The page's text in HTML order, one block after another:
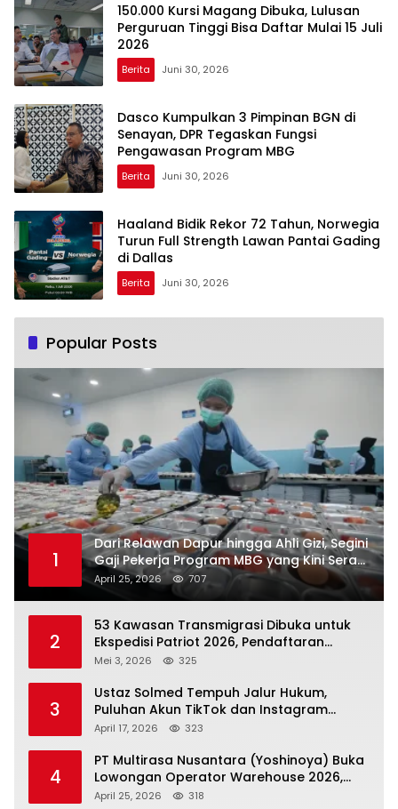
150.000 Kursi Magang Dibuka, Lulusan
Perguruan Tinggi Bisa Daftar Mulai 15 Juli
2026
Berita Juni 30, 2026
Dasco Kumpulkan 3 Pimpinan BGN di
Senayan, DPR Tegaskan Fungsi
Pengawasan Program MBG
Berita Juni 30, 2026
Haaland Bidik Rekor 72 Tahun, Norwegia
Turun Full Strength Lawan Pantai Gading
di Dallas
Berita Juni 30, 2026
Popular Posts
1
Dari Relawan Dapur hingga Ahli Gizi, Segini
Gaji Pekerja Program MBG yang Kini Serap
Hampir Sejuta Tenaga Kerja
April 25, 2026 707
2
53 Kawasan Transmigrasi Dibuka untuk
Ekspedisi Patriot 2026, Pendaftaran
Ditutup 21 Mei
Mei 3, 2026 325
3
Ustaz Solmed Tempuh Jalur Hukum,
Puluhan Akun TikTok dan Instagram
Dilaporkan atas Tuduhan Fitnah
April 17, 2026 323
4
PT Multirasa Nusantara (Yoshinoya) Buka
Lowongan Operator Warehouse 2026,
Penempatan CK Bekasi
April 25, 2026 318